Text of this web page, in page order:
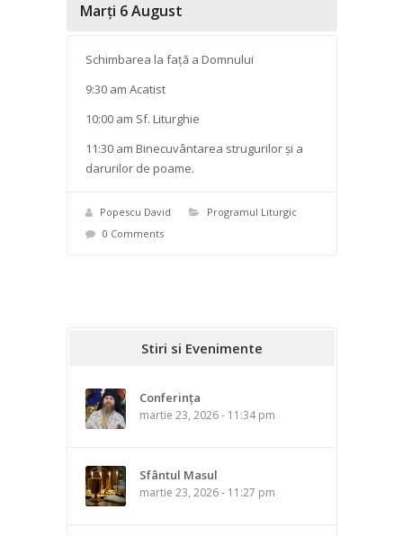
Marți 6 August
Schimbarea la față a Domnului
9:30 am Acatist
10:00 am Sf. Liturghie
11:30 am Binecuvântarea strugurilor și a
darurilor de poame.
Popescu David
Programul Liturgic
0 Comments
Stiri si Evenimente
Conferința
martie 23, 2026 - 11:34 pm
Sfântul Masul
martie 23, 2026 - 11:27 pm